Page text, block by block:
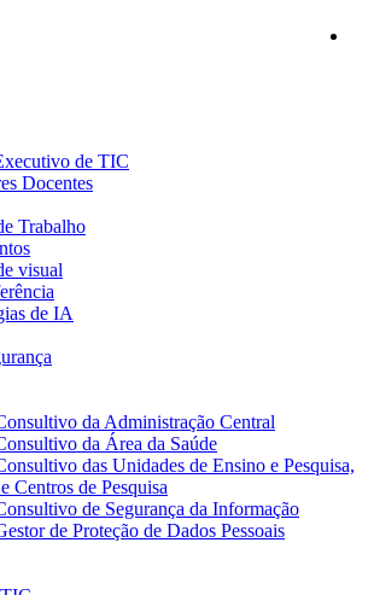
de TIC
Docentes
Trabalho
visual
de IA
da Administração Central
da Área da Saúde
das Unidades de Ensino e Pesquisa,
Centros de Pesquisa
de Segurança da Informação
de Proteção de Dados Pessoais